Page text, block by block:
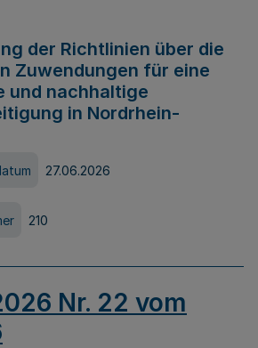
der Richtlinien über die
Zuwendungen für eine
und nachhaltige
in Nordrhein-
27.06.2026
210
Nr. 22 vom